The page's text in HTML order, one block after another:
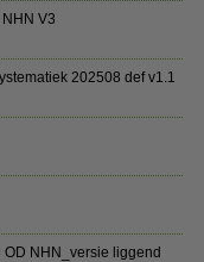
V3
202508 def v1.1
NHN_versie liggend